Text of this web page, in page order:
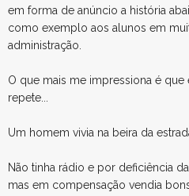
em forma de anúncio a história
como exemplo aos alunos em
administração.
O que mais me impressiona é que
repete...
Um homem vivia na beira da
Não tinha rádio e por deficiência
mas em compensação vendia